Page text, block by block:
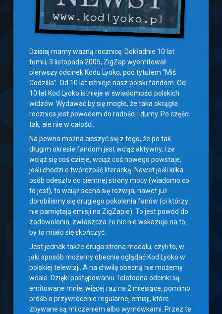
Dzisiaj mamy ważną rocznicę. Dokładnie 10 lat
temu, 3 listopada 2005, ZigZap wyemitował
pierwszy odcinek Kodu Lyoko, pod tytułem “Miś
Godzilla”. Od 10 lat istnieje nasz polski fandom. Od
10 lat Kod Lyoko istnieje w świadomości polskich
widzów. Wydawać by się mogło, że taka okrągła
rocznica jest powodem do radości i dumy. Po części
tak, ale nie w całości.
Na pewno można cieszyć się z tego, że po tak
długim okresie fandom jest wciąż aktywny, i że
wciąż się coś dzieje, wciąż coś nowego powstaje,
jeśli chodzi o twórczość literacką. Nawet jeśli kilka
osób odeszło do ciemnej strony mocy (wiadomo co
to jest), to wciąż scena się rozwija, nawet już
dorobiliśmy się drugiego pokolenia fanów (ci którzy
nie pamiętają emisji na ZigZapie). To jest powód do
zadowolenia, zwłaszcza że nic nie wskazuje na to,
by to miało się skończyć.
Jest jednak także druga strona medalu, czyli to, w
jaki sposób możemy obecnie oglądać Kod Lyoko w
polskiej telewizji. A na chwilę obecną nie możemy
wcale. Dzięki postępowaniu Teletoona odcinki są
emitowane mniej więcej raz na 2 miesiące, pomimo
próśb o przywrócenie regularnej emisji, które
zbywane są milczeniem albo wymówkami. Przez te